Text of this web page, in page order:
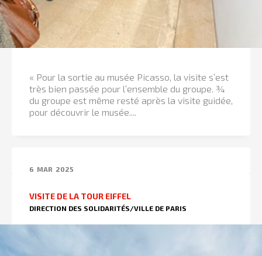
« Pour la sortie au musée Picasso, la visite s’est
très bien passée pour l’ensemble du groupe. ¾
du groupe est même resté après la visite guidée,
pour découvrir le musée....
6 MAR 2025
VISITE DE LA TOUR EIFFEL
DIRECTION DES SOLIDARITÉS/VILLE DE PARIS